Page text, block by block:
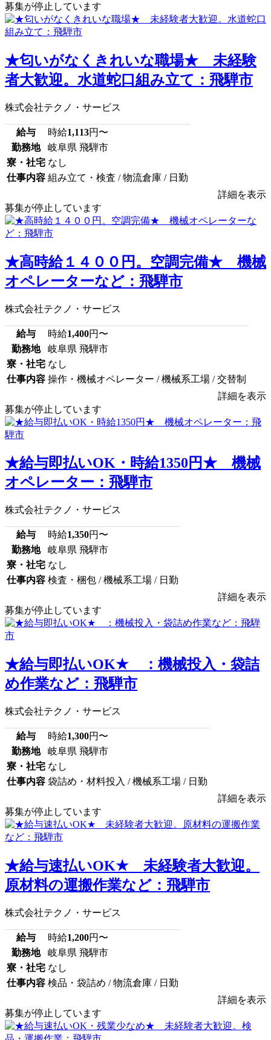
募集が停止しています
★匂いがなくきれいな職場★ 未経験
者大歓迎。水道蛇口組み立て：飛騨市
株式会社テクノ・サービス
給与 時給1,113円〜
勤務地
岐阜県 飛騨市
寮・社宅 なし
仕事内容 組み立て・検査 / 物流倉庫 / 日勤
詳細を表示
募集が停止しています
★高時給１４００円。空調完備★ 機械
オペレーターなど：飛騨市
株式会社テクノ・サービス
給与 時給1,400円〜
勤務地
岐阜県 飛騨市
寮・社宅 なし
仕事内容 操作・機械オペレーター / 機械系工場 / 交替制
詳細を表示
募集が停止しています
★給与即払いOK・時給1350円★ 機械
オペレーター：飛騨市
株式会社テクノ・サービス
給与 時給1,350円〜
勤務地
岐阜県 飛騨市
寮・社宅 なし
仕事内容 検査・梱包 / 機械系工場 / 日勤
詳細を表示
募集が停止しています
★給与即払いOK★ ：機械投入・袋詰
め作業など：飛騨市
株式会社テクノ・サービス
給与 時給1,300円〜
勤務地
岐阜県 飛騨市
寮・社宅 なし
仕事内容 袋詰め・材料投入 / 機械系工場 / 日勤
詳細を表示
募集が停止しています
★給与速払いOK★ 未経験者大歓迎。
原材料の運搬作業など：飛騨市
株式会社テクノ・サービス
給与 時給1,200円〜
勤務地
岐阜県 飛騨市
寮・社宅 なし
仕事内容 検品・袋詰め / 物流倉庫 / 日勤
詳細を表示
募集が停止しています